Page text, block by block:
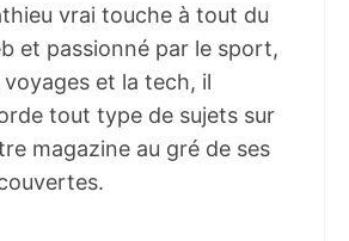
vrai touche à tout du
et passionné par le sport,
voyages et la tech, il
tout type de sujets sur
magazine au gré de ses